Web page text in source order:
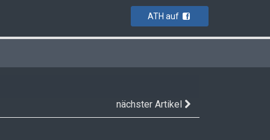
ATH auf
nächster Artikel